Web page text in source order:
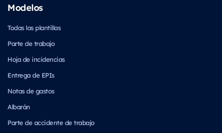
Modelos
Todas las plantillas
Parte de trabajo
Hoja de incidencias
Entrega de EPIs
Notas de gastos
Albarán
Parte de accidente de trabajo